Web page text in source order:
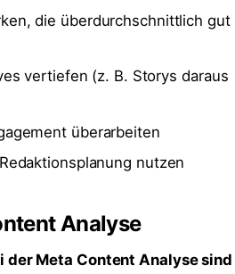
die überdurchschnittlich gut
vertiefen (z. B. Storys daraus
überarbeiten
nutzen
Analyse
der Meta Content Analyse sind